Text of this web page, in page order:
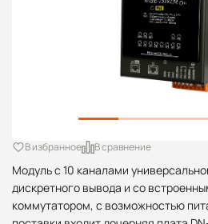
Модуль с 10 каналами
дискретного вывода и со
коммутатором, с возможностью
В избранное В сравнение